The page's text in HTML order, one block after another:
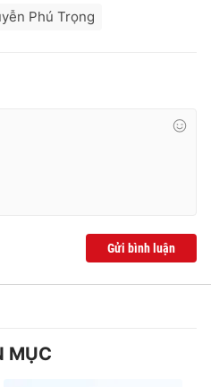
Phú Trọng
Gửi bình luận
MỤC